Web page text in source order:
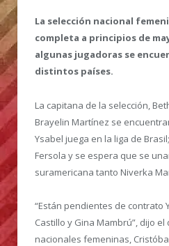
La selección nacional
completa a principios de
algunas jugadoras se
distintos países.
La capitana de la selección,
Brayelin Martínez se
Ysabel juega en la liga de
Fersola y se espera que se
suramericana tanto Niverka
“Están pendientes de contrato
Castillo y Gina Mambrú”, dijo
nacionales femeninas,